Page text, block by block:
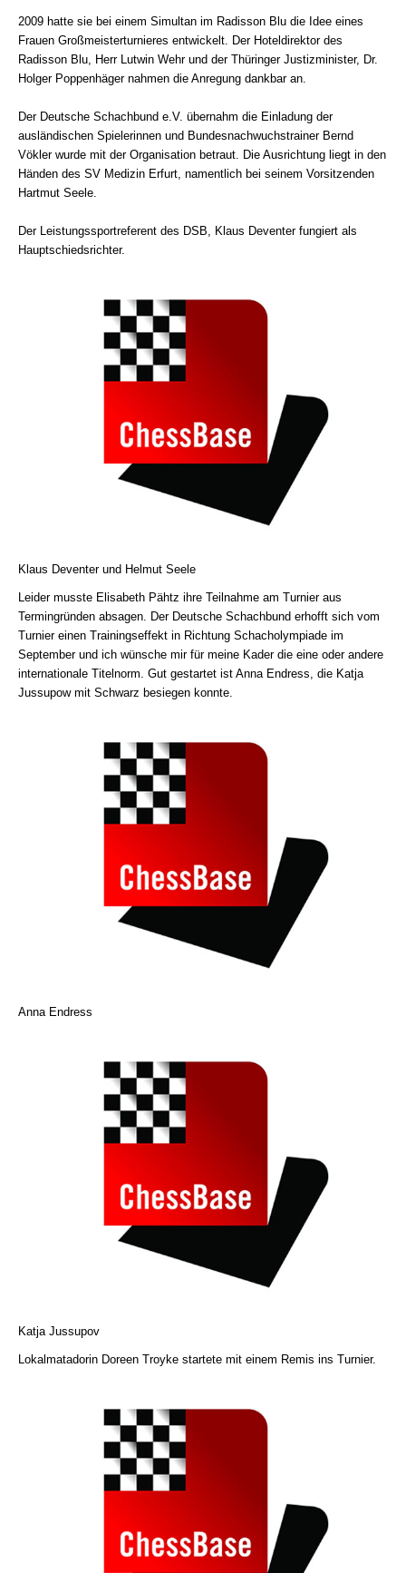
2009 hatte sie bei einem Simultan im Radisson Blu die Idee eines
Frauen Großmeisterturnieres entwickelt. Der Hoteldirektor des
Radisson Blu, Herr Lutwin Wehr und der Thüringer Justizminister, Dr.
Holger Poppenhäger nahmen die Anregung dankbar an.
Der Deutsche Schachbund e.V. übernahm die Einladung der
ausländischen Spielerinnen und Bundesnachwuchstrainer Bernd
Vökler wurde mit der Organisation betraut. Die Ausrichtung liegt in den
Händen des SV Medizin Erfurt, namentlich bei seinem Vorsitzenden
Hartmut Seele.
Der Leistungssportreferent des DSB, Klaus Deventer fungiert als
Hauptschiedsrichter.
Klaus Deventer und Helmut Seele
Leider musste Elisabeth Pähtz ihre Teilnahme am Turnier aus
Termingründen absagen. Der Deutsche Schachbund erhofft sich vom
Turnier einen Trainingseffekt in Richtung Schacholympiade im
September und ich wünsche mir für meine Kader die eine oder andere
internationale Titelnorm. Gut gestartet ist Anna Endress, die Katja
Jussupow mit Schwarz besiegen konnte.
Anna Endress
Katja Jussupov
Lokalmatadorin Doreen Troyke startete mit einem Remis ins Turnier.